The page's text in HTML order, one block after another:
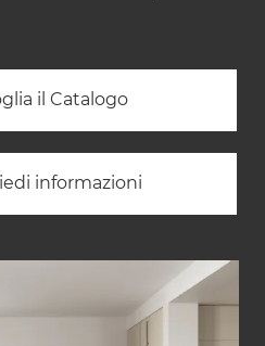
il Catalogo
informazioni